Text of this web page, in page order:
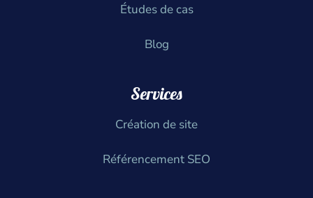
Études de cas
Blog
Services
Création de site
Référencement SEO